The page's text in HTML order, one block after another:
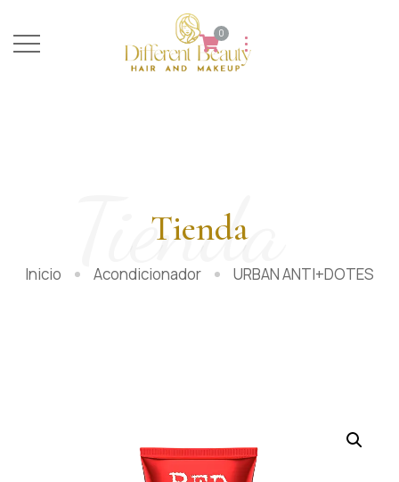
0
Tienda
Tienda
Inicio Acondicionador URBAN ANTI+DOTES